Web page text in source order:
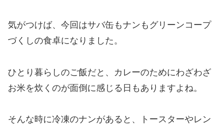
気がつけば、今回はサバ缶もナンもグリーンコープ
づくしの食卓になりました。
ひとり暮らしのご飯だと、カレーのためにわざわざ
お米を炊くのが面倒に感じる日もありますよね。
そんな時に冷凍のナンがあると、トースターやレン